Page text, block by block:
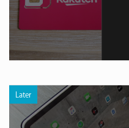
Later